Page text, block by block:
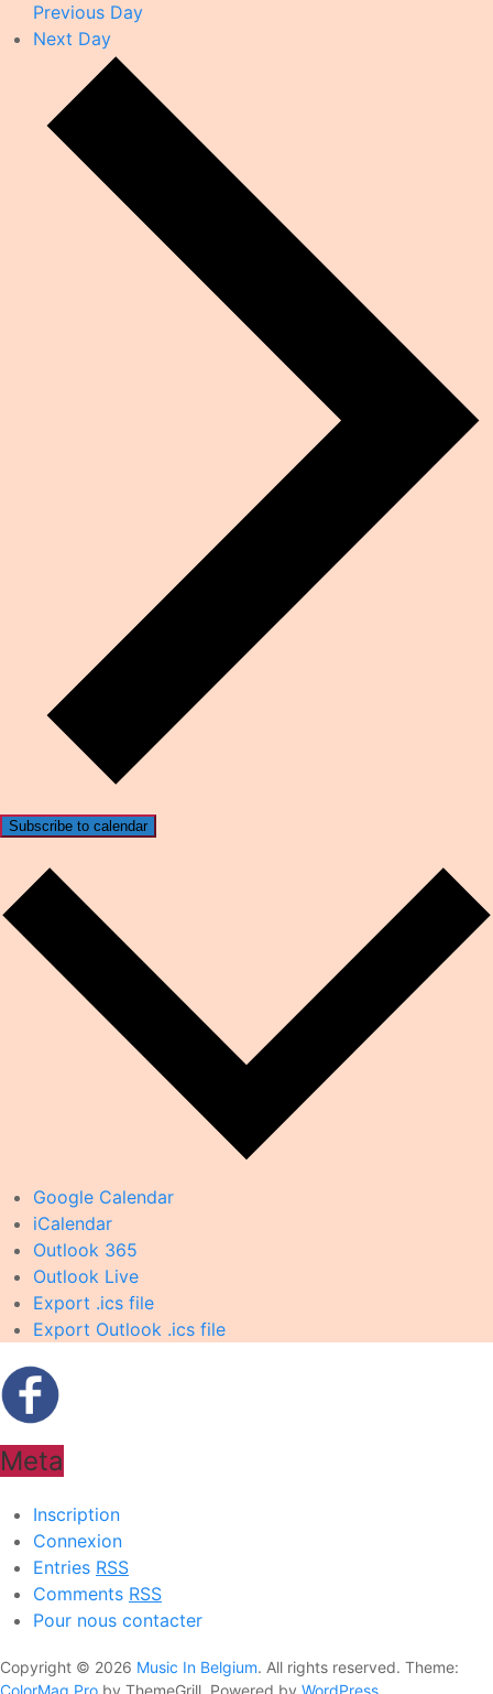
Previous Day
Next Day
Subscribe to calendar
Google Calendar
iCalendar
Outlook 365
Outlook Live
Export .ics file
Export Outlook .ics file
Meta
Inscription
Connexion
Entries RSS
Comments RSS
Pour nous contacter
Copyright © 2026 Music In Belgium. All rights reserved. Theme:
ColorMag Pro by ThemeGrill. Powered by WordPress